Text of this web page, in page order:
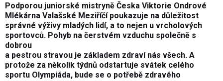
Podporou juniorské mistryně Česka Viktorie Ondrové
Mlékárna Valašské Meziříčí poukazuje na důležitost
správné výživy mladých lidí, a to nejen u vrcholových
sportovců. Pohyb na čerstvém vzduchu společně s
dobrou
a pestrou stravou je základem zdraví nás všech. A
protože za několik týdnů odstartuje svátek celého
sportu Olympiáda, bude se o potřebě zdravého